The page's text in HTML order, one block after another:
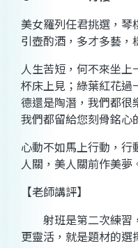
美女羅列任君挑選，琴
引壺酌酒 ，多才多藝，
人生苦短，何不來坐上
杯床上見；綠葉紅花過
德還是陶潛 ，我們都
我們都留給您刻骨銘心
心動不如馬上行動，
人關，美人關前作美夢
【老師講評】
射班是第二次練習
更靈活，就是題材的選